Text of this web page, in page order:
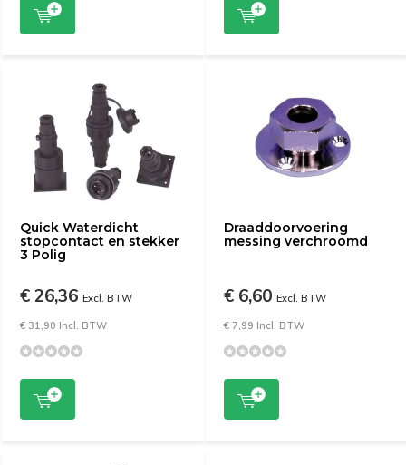
Quick Waterdicht
stopcontact en stekker
3 Polig
€ 26,36 Excl. BTW
€ 31,90 Incl. BTW
Draaddoorvoering
messing verchroomd
€ 6,60 Excl. BTW
€ 7,99 Incl. BTW